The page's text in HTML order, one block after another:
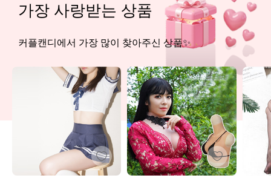
가장 사랑받는 상품
커플캔디에서 가장 많이 찾아주신 상품✨